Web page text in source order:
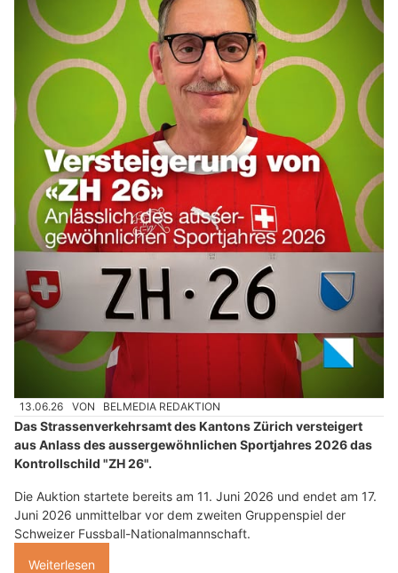
13.06.26 VON BELMEDIA REDAKTION
Das Strassenverkehrsamt des Kantons Zürich versteigert
aus Anlass des aussergewöhnlichen Sportjahres 2026 das
Kontrollschild "ZH 26".
Die Auktion startete bereits am 11. Juni 2026 und endet am 17.
Juni 2026 unmittelbar vor dem zweiten Gruppenspiel der
Schweizer Fussball-Nationalmannschaft.
Weiterlesen